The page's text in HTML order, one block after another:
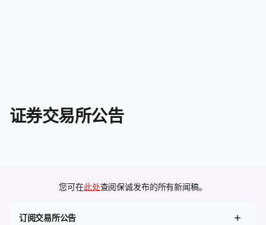
证券交易所公告
您可在此处查阅保诚发布的所有新闻稿。
订阅交易所公告